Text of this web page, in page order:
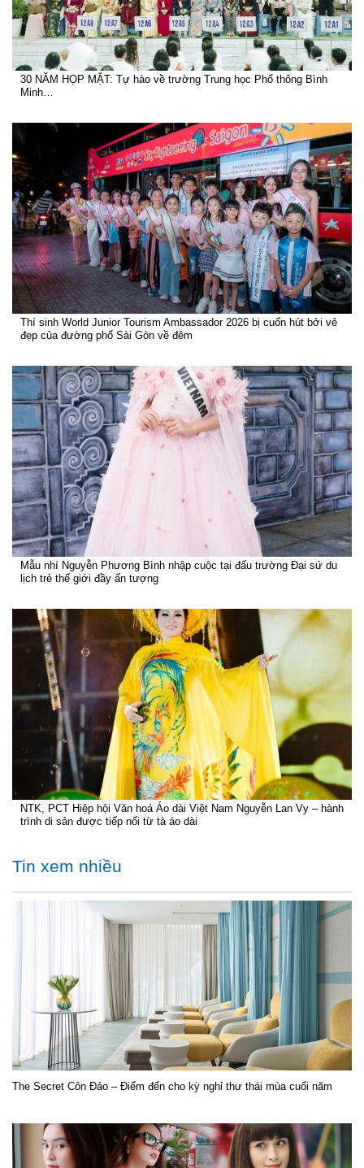
30 NĂM HỌP MẶT: Tự hào về trường Trung học Phổ thông Bình
Minh…
Thí sinh World Junior Tourism Ambassador 2026 bị cuốn hút bởi vẻ
đẹp của đường phố Sài Gòn về đêm
Mẫu nhí Nguyễn Phương Bình nhập cuộc tại đấu trường Đại sứ du
lịch trẻ thế giới đầy ấn tượng
NTK, PCT Hiệp hội Văn hoá Áo dài Việt Nam Nguyễn Lan Vy – hành
trình di sản được tiếp nối từ tà áo dài
Tin xem nhiều
The Secret Côn Đảo – Điểm đến cho kỳ nghỉ thư thái mùa cuối năm